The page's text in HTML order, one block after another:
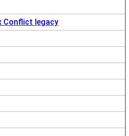
Conflict legacy